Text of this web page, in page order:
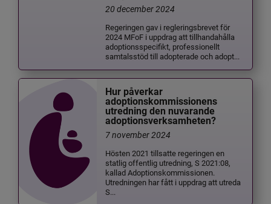
20 december 2024
Regeringen gav i regleringsbrevet för
2024 MFoF i uppdrag att tillhandahålla
adoptionsspecifikt, professionellt
samtalsstöd till adopterade och adopt...
Hur påverkar
adoptionskommissionens
utredning den nuvarande
adoptionsverksamheten?
7 november 2024
Hösten 2021 tillsatte regeringen en
statlig offentlig utredning, S 2021:08,
kallad Adoptionskommissionen.
Utredningen har fått i uppdrag att utreda
S...